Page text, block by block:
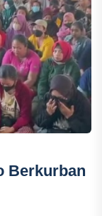
Berkurban